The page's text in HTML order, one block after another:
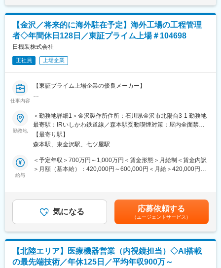
AnnualMedicalDesignExcellenceAward(MDEA)でブロンズ賞を受
賞しました。また、「ImplantandTissue-ReplacementProduct」
部門でも優れた評価を得ています。2004年には台湾証券取引所に
変更の範囲：会社の定める業務
ます。加えて、定期的な勉強会や製品PRの練習なども継続して実
施していきます。
※ホテルなどは会社が用意、費用を負担いたします。
（2）研修終了次第、北陸に拠点を移動していただきます。1人立
ちしてからは1日3～5件の病院に対して、骨折の手術で使用する
医療機器の紹介を行い、ドクターとの関係性を深め、より良い関
係構築を築いていただきます。時には製品の取り扱い説明の為に
手術現場に立会うこともあります。
北陸エリアは現在東京拠点から応援で対応しております。何か分
からないことは電話やオンラインなどですぐにコミュニケーショ
ンを取れる環境です。
6カ月に1回報奨金制度があり、個人の成果だけでなくチーム成果
やプロセス(売上実績+説明会実施回数など)も重要な評価対象で、
■当社について
整形外科領域の製品を得意とし「日本人が日本人のために作る」
というモノづくりのコンセプトを大切にしています。手や肩専門
の骨折医療機器に特化した製品を提供し続けており、国産企業な
らではの迅速な対応、使いやすさ、顧客目線の営業活動により、
多くのドクターから支持されています。
定致します。賃金はあくまでも目安の金額であり、選考を通じて
上下する可能性があります。月給(月額)は固定手当を含めた表記で
す。
【金沢／将来的に海外駐在予定】海外工場の工程管理
者◇年間休日128日／東証プライム上場＃104698
日機装株式会社
正社員 上場企業
仕事内容
【東証プライム上場企業の優良メーカー】
金沢製作所にて「血液回路の製造プロセス設計」や「血液回路の
量産ライン構築」などの以下業務をお任せします。入社後２～５
年を目安に海外工場へ赴任していただいて工程管理をお任せする
予定です。
■業務内容：
※経験に応じて以下の業務をお任せします。
全対策など）
・プロセスバリデーション業務
■海外工場での働き方：
入社後、国内の拠点で研修／業務を行っていただき、2～５年後を
目安にベトナムやタイ工場へ赴任する予定。
勤務地
＜勤務地詳細1＞金沢製作所住所：石川県金沢市北陽台3-1 勤務地
最寄駅：IRいしかわ鉄道線／森本駅受動喫煙対策：屋内全面禁煙
＜勤務地詳細2＞ベトナム・タイ工場住所：海外 受動喫煙対策：
屋内全面禁煙変更の範囲：会社の定める事業所（リモートワーク
【最寄り駅】
森本駅、東金沢駅、七ツ屋駅
給与
＜予定年収＞700万円～1,000万円＜賃金形態＞月給制＜賃金内訳
＞月額（基本給）：420,000円～600,000円＜月給＞420,000円～
上下する可能性があります。月給(月額)は固定手当を含めた表記で
す。
気になる 応募依頼する
（エージェントサービス）
【北陸エリア】医療機器営業（内視鏡担当）◇AI搭載
の最先端技術／年休125日／平均年収900万～